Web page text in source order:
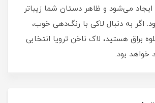
می‌شود و ظاهر دستان شما زیباتر
اگر به دنبال لاکی با رنگ‌دهی خوب،
براق هستید، لاک ناخن ترویا انتخابی
خواهد بود.